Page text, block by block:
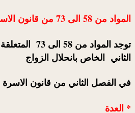
المواد من 58 الى 73 من قانون الاسرة الجزائري
توجد المواد
الثاني الخاص بانحلال الزواج
في الفصل الثاني من قانون الاسرة
* العدة